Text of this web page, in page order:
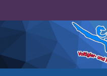
Search for: